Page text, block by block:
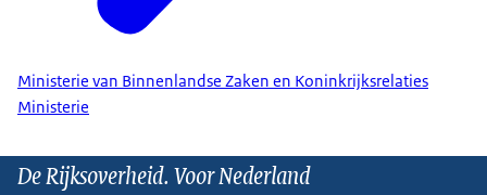
Ministerie van Binnenlandse Zaken en Koninkrijksrelaties
Ministerie
De Rijksoverheid. Voor Nederland